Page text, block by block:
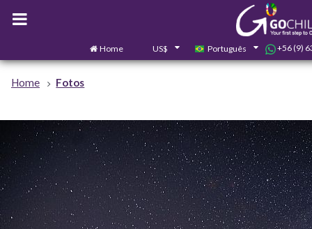
Home US$ Português +56 (9)
Home Fotos